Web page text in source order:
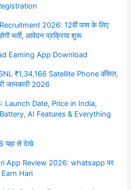
2026: 12वीं पास के लिए
भर्ती, आवेदन प्रक्रिया शुरू
Earning App Download
₹1,34,166 Satellite Phone कीमत,
जानकारी 2026
Launch Date, Price in India,
AI Features & Everything
यहा से देखे
App Review 2026: whatsapp पर
Hari